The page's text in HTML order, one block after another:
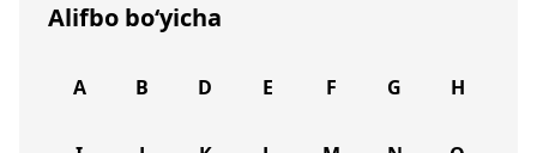
Alifbo bo‘yicha
A B D E F G H